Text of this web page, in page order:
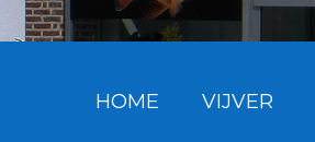
HOME VIJVER